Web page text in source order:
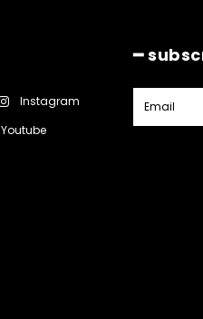
Instagram
Youtube
━